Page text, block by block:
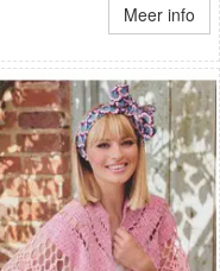
Meer info